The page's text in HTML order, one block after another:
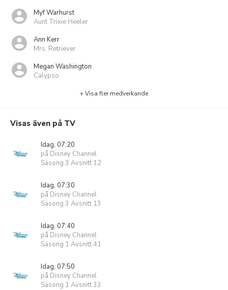
Myf Warhurst
Aunt Trixie Heeler
Ann Kerr
Mrs. Retriever
Megan Washington
Calypso
+ Visa fler medverkande
Visas även på TV
Idag, 07:20
på Disney Channel
Säsong 3 Avsnitt 12
Idag, 07:30
på Disney Channel
Säsong 3 Avsnitt 13
Idag, 07:40
på Disney Channel
Säsong 1 Avsnitt 41
Idag, 07:50
på Disney Channel
Säsong 1 Avsnitt 33